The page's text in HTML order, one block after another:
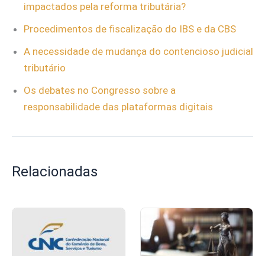
impactados pela reforma tributária?
Procedimentos de fiscalização do IBS e da CBS
A necessidade de mudança do contencioso judicial
tributário
Os debates no Congresso sobre a
responsabilidade das plataformas digitais
Relacionadas